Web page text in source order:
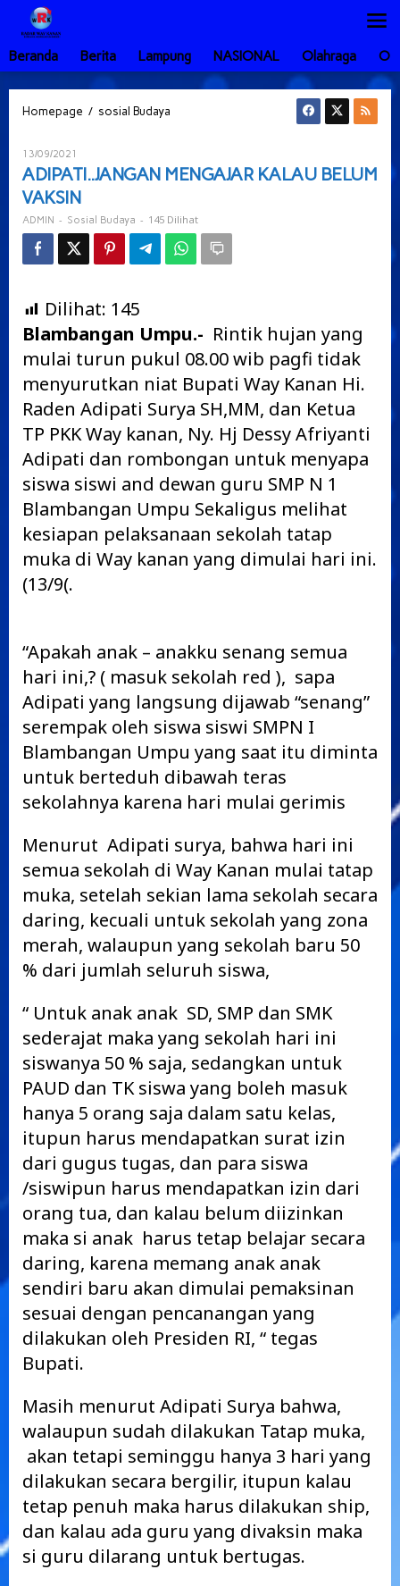
Lewati
konten
Beranda
Berita Lampung NASIONAL Olahraga
Homepage / sosial Budaya
VAKSIN
13/09/2021
ADMIN
ADIPATI..JANGAN MENGAJAR KALAU BELUM
VAKSIN
ADMIN - Sosial Budaya - 145 Dilihat
Dilihat: 145
Blambangan Umpu.- Rintik hujan yang
mulai turun pukul 08.00 wib pagfi tidak
menyurutkan niat Bupati Way Kanan Hi.
Raden Adipati Surya SH,MM, dan Ketua
TP PKK Way kanan, Ny. Hj Dessy Afriyanti
Adipati dan rombongan untuk menyapa
siswa siswi and dewan guru SMP N 1
Blambangan Umpu Sekaligus melihat
kesiapan pelaksanaan sekolah tatap
muka di Way kanan yang dimulai hari ini.
(13/9(.
“Apakah anak – anakku senang semua
hari ini,? ( masuk sekolah red ), sapa
Adipati yang langsung dijawab “senang”
serempak oleh siswa siswi SMPN I
Blambangan Umpu yang saat itu diminta
untuk berteduh dibawah teras
sekolahnya karena hari mulai gerimis
Menurut Adipati surya, bahwa hari ini
semua sekolah di Way Kanan mulai tatap
muka, setelah sekian lama sekolah secara
daring, kecuali untuk sekolah yang zona
merah, walaupun yang sekolah baru 50
% dari jumlah seluruh siswa,
“ Untuk anak anak SD, SMP dan SMK
sederajat maka yang sekolah hari ini
siswanya 50 % saja, sedangkan untuk
PAUD dan TK siswa yang boleh masuk
hanya 5 orang saja dalam satu kelas,
itupun harus mendapatkan surat izin
dari gugus tugas, dan para siswa
/siswipun harus mendapatkan izin dari
orang tua, dan kalau belum diizinkan
maka si anak harus tetap belajar secara
daring, karena memang anak anak
sendiri baru akan dimulai pemaksinan
sesuai dengan pencanangan yang
dilakukan oleh Presiden RI, “ tegas
Bupati.
Masih menurut Adipati Surya bahwa,
walaupun sudah dilakukan Tatap muka,
akan tetapi seminggu hanya 3 hari yang
dilakukan secara bergilir, itupun kalau
tetap penuh maka harus dilakukan ship,
dan kalau ada guru yang divaksin maka
si guru dilarang untuk bertugas.